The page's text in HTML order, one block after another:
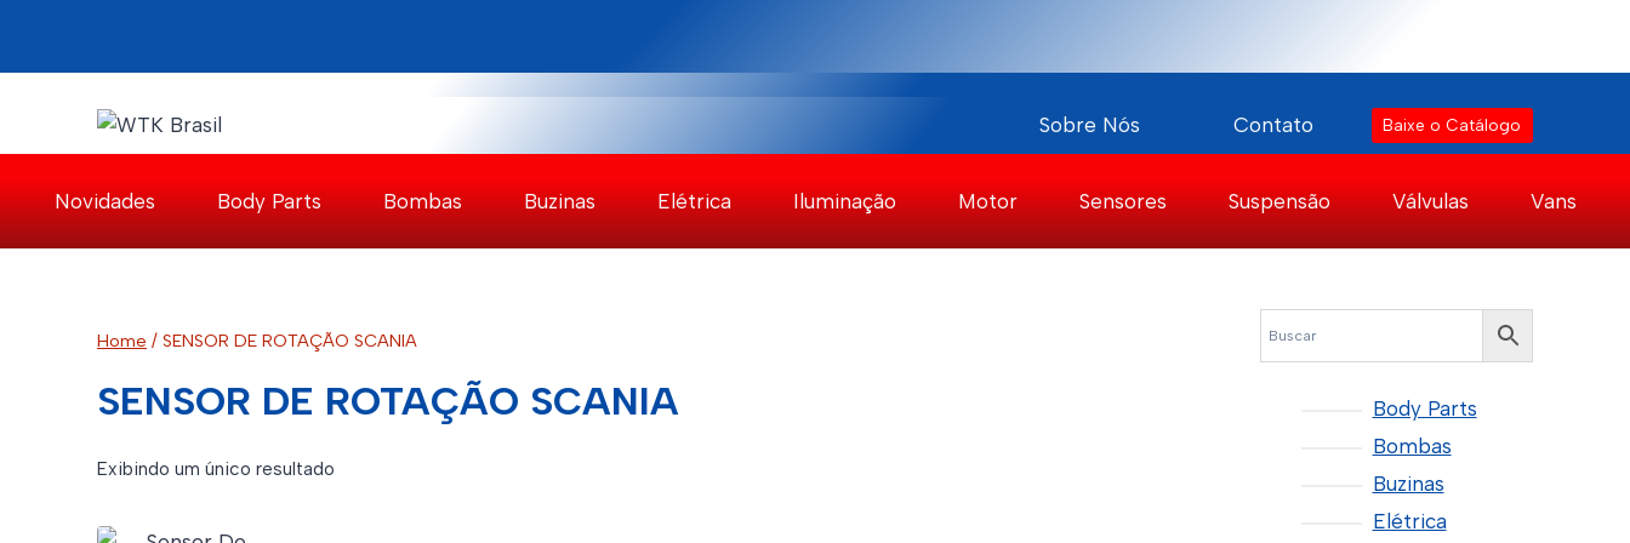
o
Sobre Nós Contato Baixe o Catálogo
Novidades Body Parts Bombas Buzinas Elétrica Iluminação Motor Sensores Suspensão Válvulas Vans
Home / SENSOR DE ROTAÇÃO SCANIA
SENSOR DE ROTAÇÃO SCANIA
Exibindo um único resultado
Body Parts
Bombas
Buzinas
Elétrica